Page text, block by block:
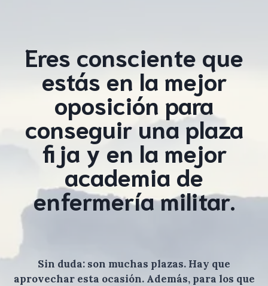
Eres consciente que
estás en la mejor
oposición para
conseguir una plaza
fija y en la mejor
academia de
enfermería militar.
Sin duda: son muchas plazas. Hay que
aprovechar esta ocasión. Además, para los que